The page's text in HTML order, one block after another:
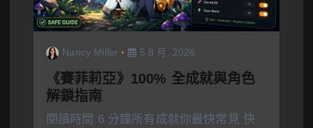
Nancy Miller 5 8 月, 2026
《賽菲莉亞》100% 全成就與角色
解鎖指南
閱讀時間 6 分鐘所有成就你最快常見 快